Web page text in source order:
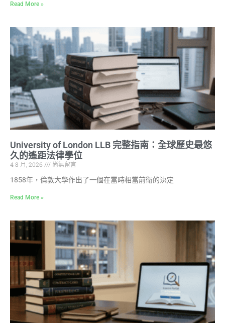
Read More »
University of London LLB 完整指南：全球歷史最悠
久的遙距法律學位
4 8 月, 2026
尚無留言
1858年，倫敦大學作出了一個在當時相當前衛的決定
Read More »